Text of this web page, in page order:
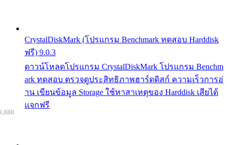
CrystalDiskMark (โปรแกรม Benchmark ทดสอบ Harddisk
ฟรี) 9.0.3
ดาวน์โหลดโปรแกรม CrystalDiskMark โปรแกรม Benchm
ark ทดสอบ ตรวจดูประสิทธิภาพฮาร์ดดิสก์ ความเร็วการอ่
าน เขียนข้อมูล Storage ใช้หาสาเหตุของ Harddisk เสียได้
แจกฟรี